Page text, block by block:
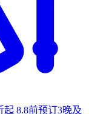
起 8.8前预订3晚及